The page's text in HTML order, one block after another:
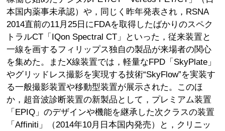
本国内薬事未承認）や，同じく昨年発表され，RSNA
2014直前の11月25日にFDAを取得したばかりのスペク
トラルCT「IQon Spectral CT」といった，従来装置と
一線を画するフィリップス独自の製品が来場者の関心
を集めた。またX線装置では，軽量なFPD「SkyPlate」
やグリッドレス撮影を実現する技術“SkyFlow”を実装す
る一般撮影装置や移動型装置が展示された。このほ
か，超音波診断装置の新製品として，プレミアム装置
「EPIQ」のデザインや機能を継承した次クラスの装置
「Affiniti」（2014年10月日本国内発売）と，クリニッ